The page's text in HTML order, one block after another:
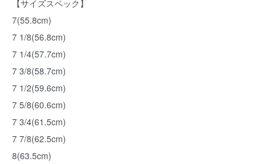
【サイズスペック】
7(55.8cm)
7 1/8(56.8cm)
7 1/4(57.7cm)
7 3/8(58.7cm)
7 1/2(59.6cm)
7 5/8(60.6cm)
7 3/4(61.5cm)
7 7/8(62.5cm)
8(63.5cm)